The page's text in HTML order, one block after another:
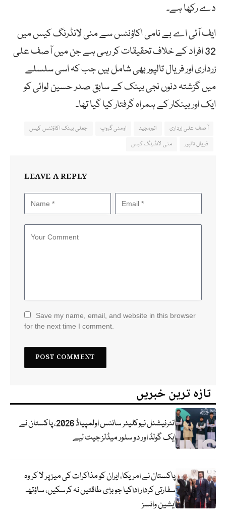
دے رکھا ہے۔
ایف آئی اے بے نامی اکاؤنٹس سے منی لانڈرنگ کیس میں
32 افراد کے خلاف تحقیقات کر رہی ہے جن میں آصف علی
زرداری اور فریال تالپور بھی شامل ہیں جب کہ اسی سلسلے
میں گزشتہ دنوں نجی بینک کے سابق صدر حسین لوائی کو
ایک اور بینکار کے ہمراہ گرفتار کیا گیا تھا۔
آصف علی زرداری انورمجید اومنی گروپ
جعلی بینک اکاؤنٹس کیس
فریال تالپور
منی لانڈرنگ کیس
LEAVE A REPLY
Save my name, email, and website in this browser
for the next time I comment.
تازہ ترین خبریں
انٹرنیشنل نیوکلیئر سائنس اولمپیاڈ 2026، پاکستان نے
ایک گولڈ اور دو سلور میڈلز جیت لیے
پاکستان نے امریکا، ایران کو مذاکرات کی میز پر لا کر وہ
سفارتی کردار اداکیا جو بڑی طاقتیں نہ کرسکیں، ساؤتھ
ایشین وائسز